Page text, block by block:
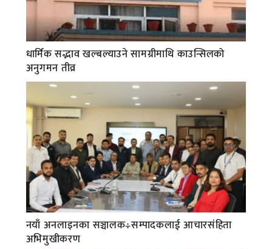
धार्मिक सद्भाव खल्बल्याउने सामग्रीमाथि काउन्सिलको
अनुगमन तीव्र
नयाँ अनलाइनका सञ्चालक÷सम्पादकलाई आचारसंहिता
अभिमुखीकरण